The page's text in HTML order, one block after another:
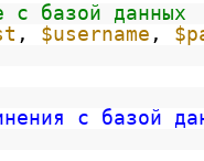
с базой данных
, $username ,
с базой